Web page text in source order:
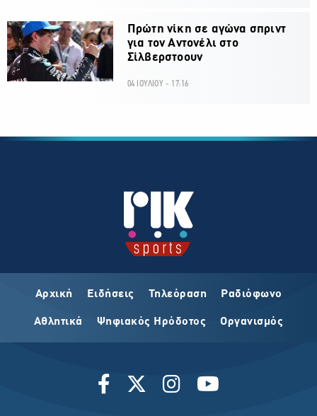
Πρώτη νίκη σε αγώνα σπριντ
για τον Αντονέλι στο
Σίλβερστοουν
04 ΙΟΥΛΙΟΥ - 17:16
Αρχική Ειδήσεις Τηλεόραση Ραδιόφωνο
Αθλητικά Ψηφιακός Ηρόδοτος Οργανισμός